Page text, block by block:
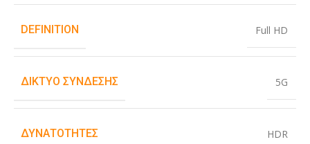
DEFINITION Full HD
ΔΊΚΤΥΟ ΣΎΝΔΕΣΗΣ 5G
ΔΥΝΑΤΌΤΗΤΕΣ HDR